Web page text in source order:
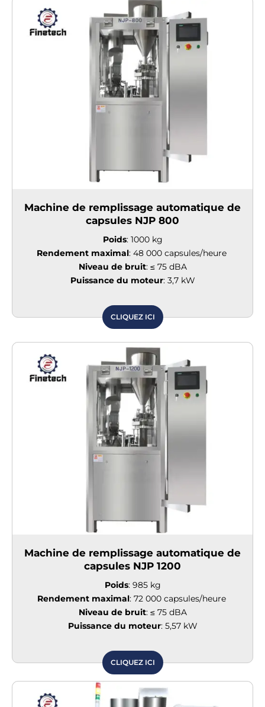
Machine de remplissage automatique de
capsules NJP 800
Poids: 1000 kg
Rendement maximal: 48 000 capsules/heure
Niveau de bruit: ≤ 75 dBA
Puissance du moteur: 3,7 kW
CLIQUEZ ICI
Machine de remplissage automatique de
capsules NJP 1200
Poids: 985 kg
Rendement maximal: 72 000 capsules/heure
Niveau de bruit: ≤ 75 dBA
Puissance du moteur: 5,57 kW
CLIQUEZ ICI